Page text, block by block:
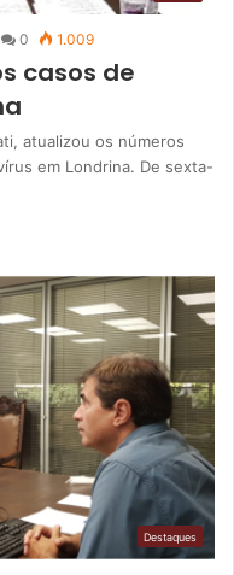
0 1.009
casos de
atualizou os números
em Londrina. De sexta-
Destaques